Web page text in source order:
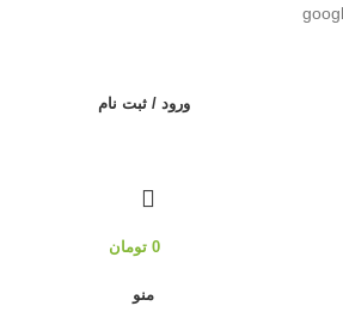
ورود / ثبت نام
0 تومان
منو